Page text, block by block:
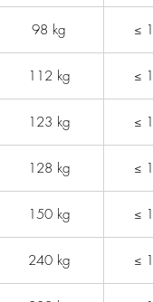
98 kg ≤
112 kg ≤
123 kg ≤
128 kg ≤
150 kg ≤
240 kg ≤